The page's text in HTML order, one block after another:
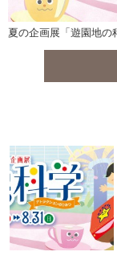
夏の企画展「遊園地の